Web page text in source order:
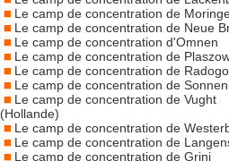
Le camp de concentration de
Le camp de concentration de Neue
Le camp de concentration d'Omnen
Le camp de concentration de
Le camp de concentration de
Le camp de concentration de
Le camp de concentration de Vught
(Hollande)
Le camp de concentration de
Le camp de concentration de
Le camp de concentration de Grini